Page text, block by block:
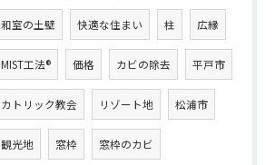
和室の土壁 快適な住まい 柱 広縁
MIST工法® 価格 カビの除去 平戸市
カトリック教会 リゾート地 松浦市
観光地 窓枠 窓枠のカビ